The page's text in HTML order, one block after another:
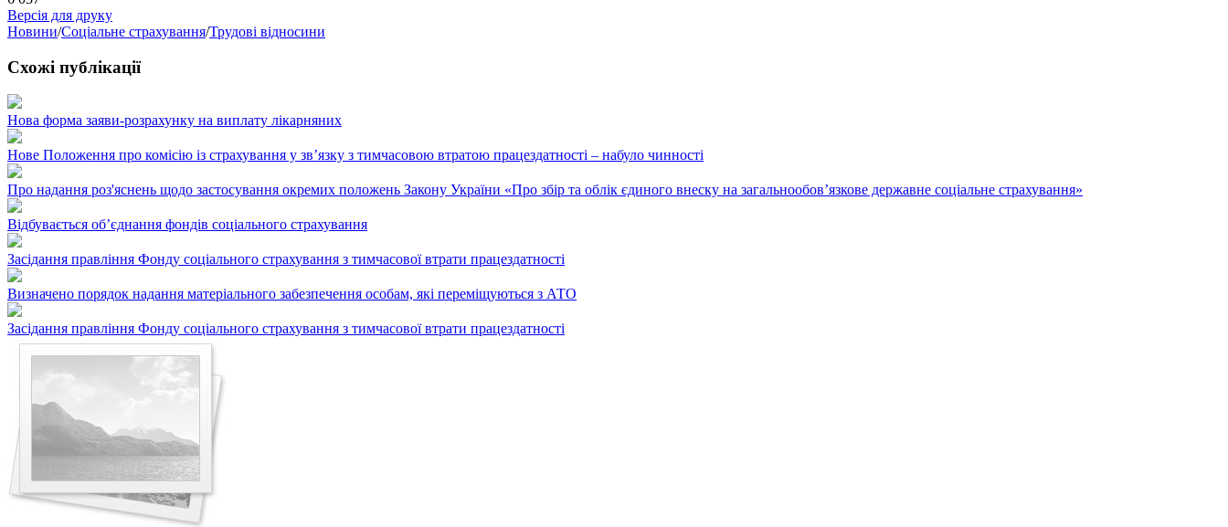
Версія для друку
Новини/Соціальне страхування/Трудові відносини
Схожі публікації
Нова форма заяви-розрахунку на виплату лікарняних
Нове Положення про комісію із страхування у зв’язку з тимчасовою втратою працездатності – набуло чинності
Про надання роз'яснень щодо застосування окремих положень Закону України «Про збір та облік єдиного внеску на загальнообов’язкове державне соціальне страхування»
Відбувається об’єднання фондів соціального страхування
Засідання правління Фонду соціального страхування з тимчасової втрати працездатності
Визначено порядок надання матеріального забезпечення особам, які переміщуються з АТО
Засідання правління Фонду соціального страхування з тимчасової втрати працездатності